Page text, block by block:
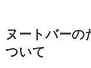
ヌートバーの
ついて